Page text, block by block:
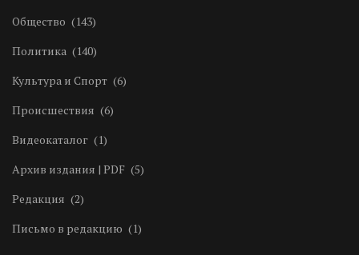
Общество (143)
Политика (140)
Культура и Спорт (6)
Происшествия (6)
Видеокаталог (1)
Архив издания | PDF (5)
Редакция (2)
Письмо в редакцию (1)